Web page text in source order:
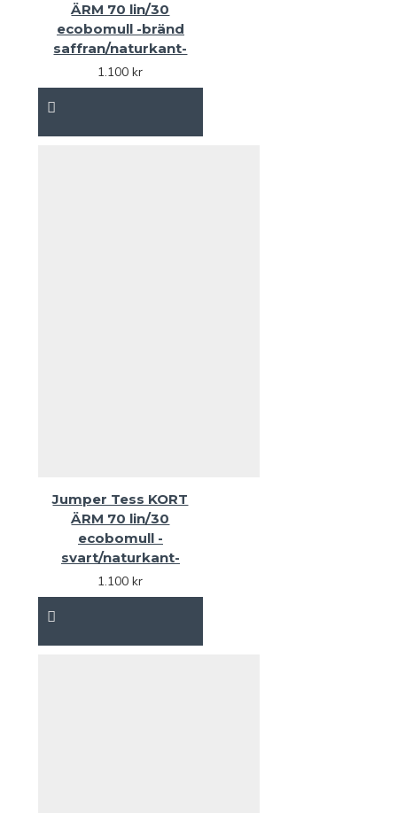
ÄRM 70 lin/30
ecobomull -bränd
saffran/naturkant-
1.100 kr
Jumper Tess KORT
ÄRM 70 lin/30
ecobomull -
svart/naturkant-
1.100 kr